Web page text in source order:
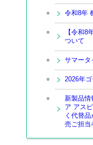
令和8年
【令和8
ついて
サマータ
2026年
新製品情
ア アス
く代替
売ご担当